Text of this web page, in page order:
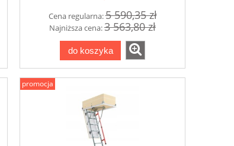
Cena regularna:5 590,35 zł
Najniższa cena:3 563,80 zł
do koszyka
promocja